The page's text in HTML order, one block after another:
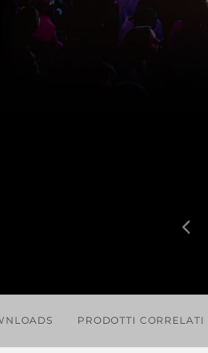
PRODOTTI CORRELATI